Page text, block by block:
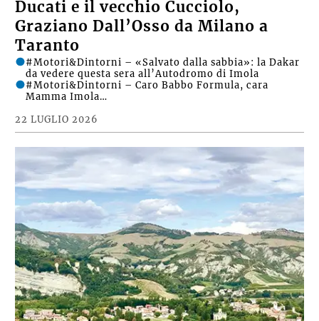
Ducati e il vecchio Cucciolo,
Graziano Dall’Osso da Milano a
Taranto
22 LUGLIO 2026
#Motori&Dintorni – «Salvato dalla sabbia»: la Dakar
da vedere questa sera all’Autodromo di Imola
#Motori&Dintorni – Caro Babbo Formula, cara
Mamma Imola…